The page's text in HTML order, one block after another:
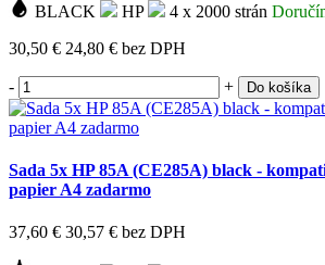
BLACK HP 4 x 2000 strán
30,50 € 24,80 € bez DPH
- + Do košíka
Sada 5x HP 85A (CE285A) black -
papier A4 zadarmo
37,60 € 30,57 € bez DPH